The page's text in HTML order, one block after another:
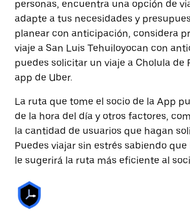
personas, encuentra una opción de
adapte a tus necesidades y
planear con anticipación, considera
viaje a San Luis Tehuiloyocan con
puedes solicitar un viaje a Cholula de
app de Uber.
La ruta que tome el socio de la App
de la hora del día y otros factores,
la cantidad de usuarios que hagan
Puedes viajar sin estrés sabiendo
le sugerirá la ruta más eficiente al